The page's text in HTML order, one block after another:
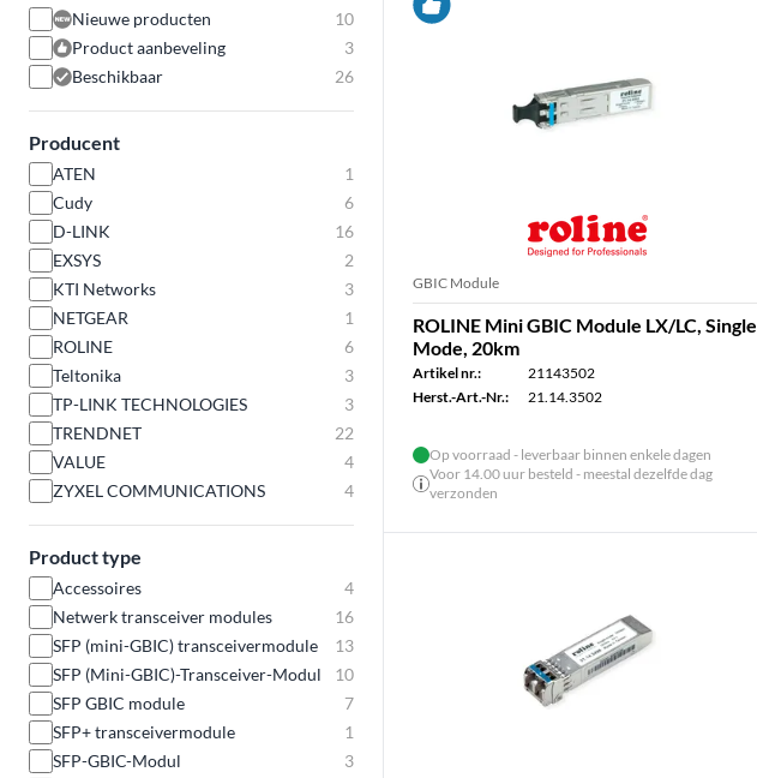
Nieuwe producten
10
Product aanbeveling
3
Beschikbaar
26
Producent
ATEN
1
Cudy
6
D-LINK
16
EXSYS
2
KTI Networks
3
NETGEAR
1
ROLINE
6
Teltonika
3
TP-LINK TECHNOLOGIES
3
TRENDNET
22
VALUE
4
ZYXEL COMMUNICATIONS
4
Product type
Accessoires
4
Netwerk transceiver modules
16
SFP (mini-GBIC) transceivermodule
13
SFP (Mini-GBIC)-Transceiver-Modul
10
SFP GBIC module
7
SFP+ transceivermodule
1
SFP-GBIC-Modul
3
GBIC Module
ROLINE Mini GBIC Module LX/LC, Single
Mode, 20km
Artikel nr.:
21143502
Herst.-Art.-Nr.:
21.14.3502
Op voorraad - leverbaar binnen enkele dagen
Voor 14.00 uur besteld - meestal dezelfde dag
verzonden